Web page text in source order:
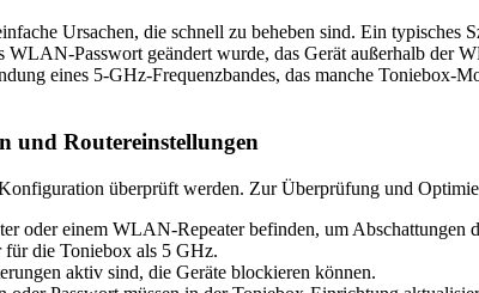
Ursachen, die schnell zu beheben sind. Ein
WLAN-Passwort geändert wurde, das Gerät außerhalb
eines 5-GHz-Frequenzbandes, das manche Toniebox-
und Routereinstellungen
überprüft werden. Zur Überprüfung und
oder einem WLAN-Repeater befinden, um Abschattungen
für die Toniebox als 5 GHz.
aktiv sind, die Geräte blockieren können.